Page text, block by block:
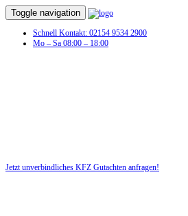
Toggle navigation
Schnell Kontakt: 02154 9534 2900
Mo – Sa 08:00 – 18:00
Jetzt unverbindliches KFZ Gutachten anfragen!